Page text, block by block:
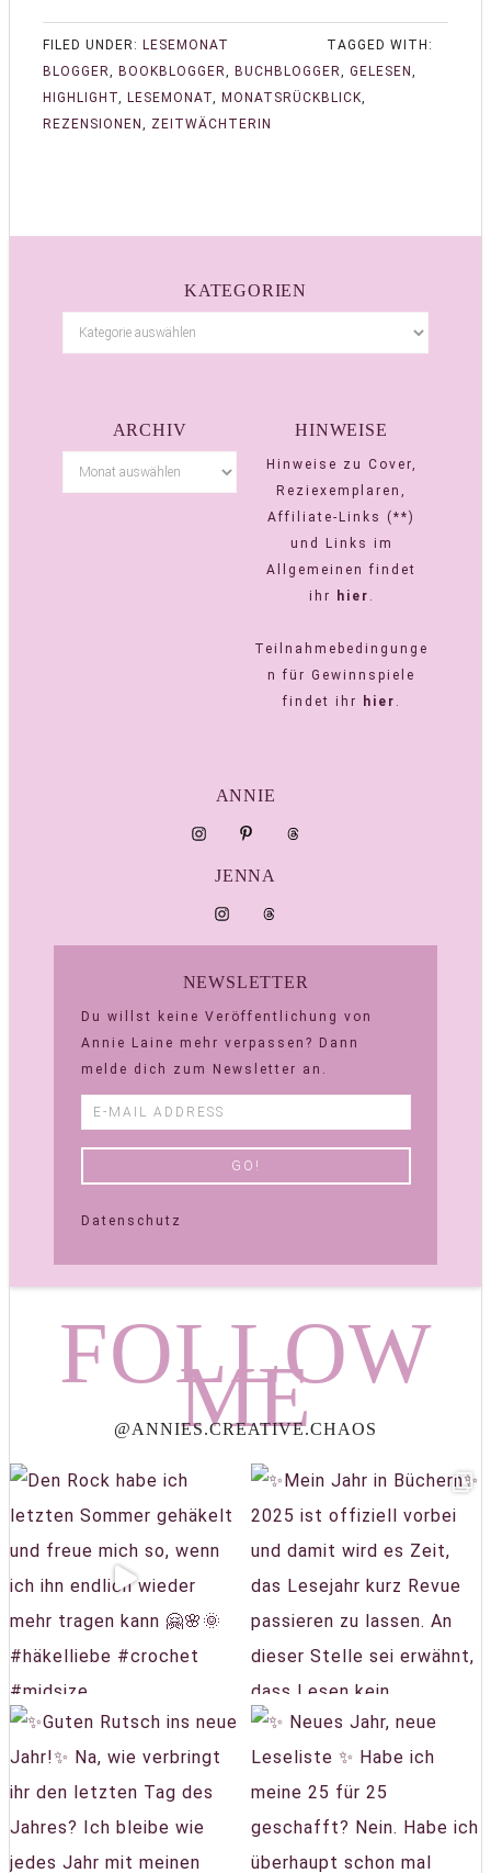
FILED UNDER: LESEMONAT
TAGGED WITH:
BLOGGER, BOOKBLOGGER, BUCHBLOGGER, GELESEN ,
HIGHLIGHT, LESEMONAT, MONATSRÜCKBLICK,
REZENSIONEN , ZEITWÄCHTERIN
KATEGORIEN
ARCHIV HINWEISE
Hinweise zu Cover,
Reziexemplaren,
Affiliate-Links (**)
und Links im
Allgemeinen findet
ihr
hier .
Teilnahmebedingunge
n für Gewinnspiele
findet ihr
hier .
ANNIE
JENNA
NEWSLETTER
Du willst keine Veröffentlichung von
Annie Laine mehr verpassen? Dann
melde dich zum Newsletter an.
Datenschutz
FOLLOW
ME
@ANNIES.CREATIVE.CHAOS